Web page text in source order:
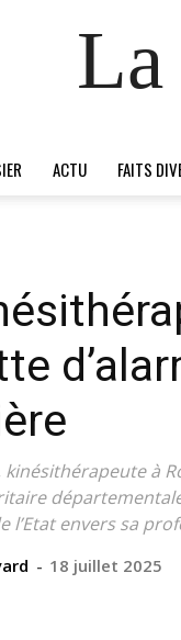
La
ACTU FAITS
kinésithérapeute à
l’Etat envers sa
- 18 juillet 2025